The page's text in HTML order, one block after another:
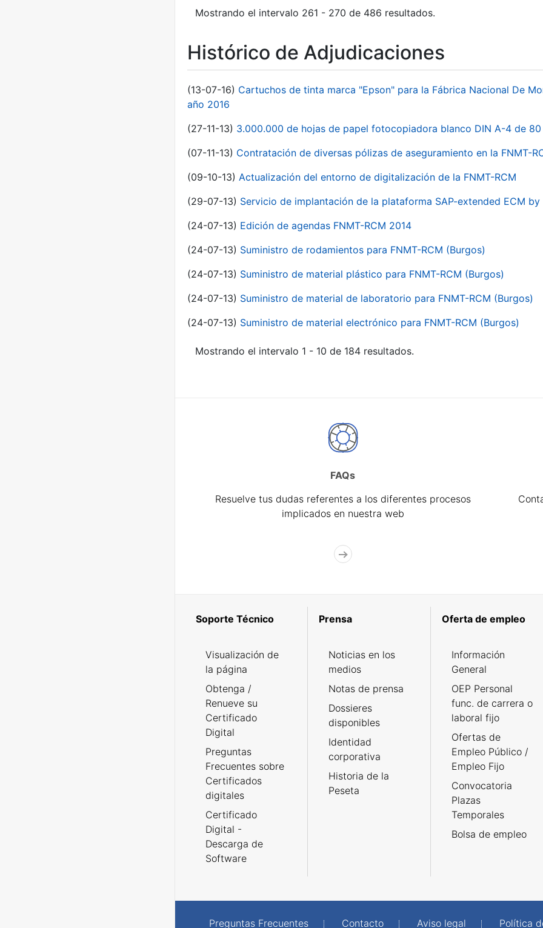
Mostrando el intervalo 261 - 270 de 486 resultados.
Histórico de Adjudicaciones
(13-07-16) Cartuchos de tinta marca "Epson" para la Fábrica Nacional De
año 2016
(27-11-13) 3.000.000 de hojas de papel fotocopiadora blanco DIN A-4 de 80
(07-11-13) Contratación de diversas pólizas de aseguramiento en la FNMT-
(09-10-13) Actualización del entorno de digitalización de la FNMT-RCM
(29-07-13) Servicio de implantación de la plataforma SAP-extended ECM by
(24-07-13) Edición de agendas FNMT-RCM 2014
(24-07-13) Suministro de rodamientos para FNMT-RCM (Burgos)
(24-07-13) Suministro de material plástico para FNMT-RCM (Burgos)
(24-07-13) Suministro de material de laboratorio para FNMT-RCM (Burgos)
(24-07-13) Suministro de material electrónico para FNMT-RCM (Burgos)
Mostrando el intervalo 1 - 10 de 184 resultados.
FAQs
Resuelve tus dudas referentes a los diferentes procesos
implicados en nuestra web
Soporte Técnico
Visualización de
la página
Obtenga /
Renueve su
Certificado
Digital
Preguntas
Frecuentes sobre
Certificados
digitales
Certificado
Digital -
Descarga de
Software
Prensa
Noticias en los
medios
Notas de prensa
Dossieres
disponibles
Identidad
corporativa
Historia de la
Peseta
Oferta de empleo
Información
General
OEP Personal
func. de carrera o
laboral fijo
Ofertas de
Empleo Público /
Empleo Fijo
Convocatoria
Plazas
Temporales
Bolsa de empleo
Preguntas Frecuentes Contacto Aviso legal Política